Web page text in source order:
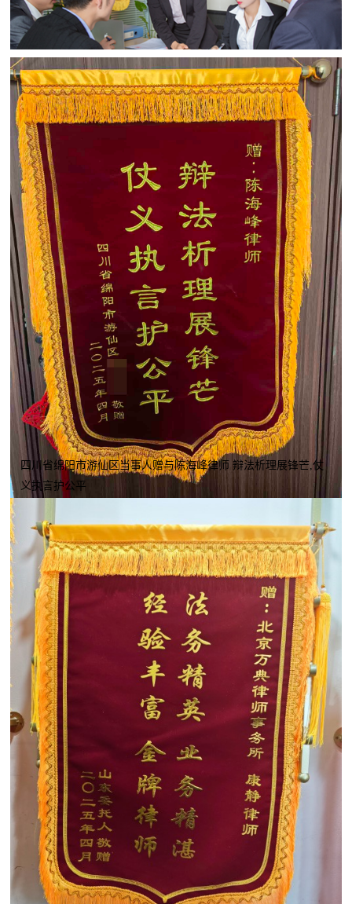
四川省绵阳市游仙区当事人赠与陈海峰律师 辩法析理展锋芒,仗
义执言护公平